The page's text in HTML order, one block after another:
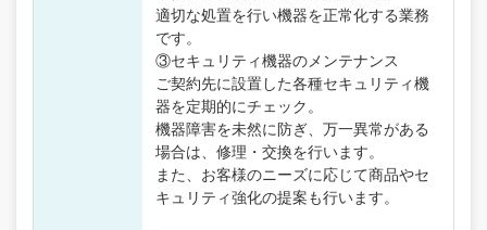
適切な処置を行い機器を正常化する業務
です。
③セキュリティ機器のメンテナンス
ご契約先に設置した各種セキュリティ機
器を定期的にチェック。
機器障害を未然に防ぎ、万一異常がある
場合は、修理・交換を行います。
また、お客様のニーズに応じて商品やセ
キュリティ強化の提案も行います。